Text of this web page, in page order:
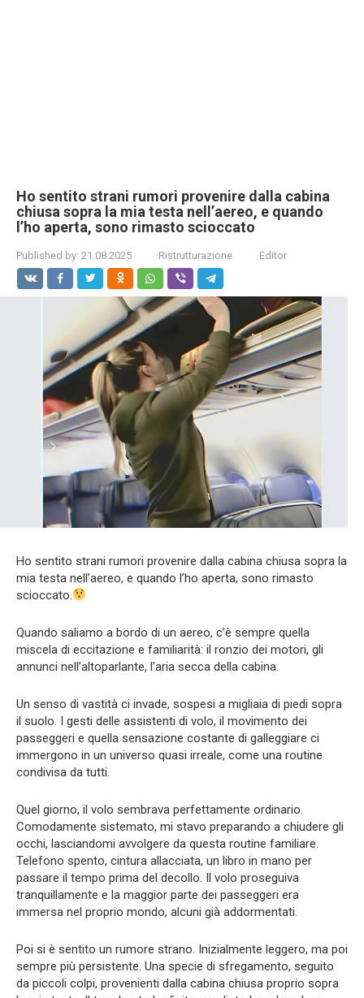
Ho sentito strani rumori provenire dalla cabina
chiusa sopra la mia testa nell’aereo, e quando
l’ho aperta, sono rimasto scioccato
Published by: 21.08.2025 Ristrutturazione Editor
Ho sentito strani rumori provenire dalla cabina chiusa sopra la
mia testa nell’aereo, e quando l’ho aperta, sono rimasto
scioccato.
Quando saliamo a bordo di un aereo, c’è sempre quella
miscela di eccitazione e familiarità: il ronzio dei motori, gli
annunci nell’altoparlante, l’aria secca della cabina.
Un senso di vastità ci invade, sospesi a migliaia di piedi sopra
il suolo. I gesti delle assistenti di volo, il movimento dei
passeggeri e quella sensazione costante di galleggiare ci
immergono in un universo quasi irreale, come una routine
condivisa da tutti.
Quel giorno, il volo sembrava perfettamente ordinario.
Comodamente sistemato, mi stavo preparando a chiudere gli
occhi, lasciandomi avvolgere da questa routine familiare.
Telefono spento, cintura allacciata, un libro in mano per
passare il tempo prima del decollo. Il volo proseguiva
tranquillamente e la maggior parte dei passeggeri era
immersa nel proprio mondo, alcuni già addormentati.
Poi si è sentito un rumore strano. Inizialmente leggero, ma poi
sempre più persistente. Una specie di sfregamento, seguito
da piccoli colpi, provenienti dalla cabina chiusa proprio sopra